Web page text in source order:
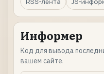
Информер
Код для вывода
вашем сайте.